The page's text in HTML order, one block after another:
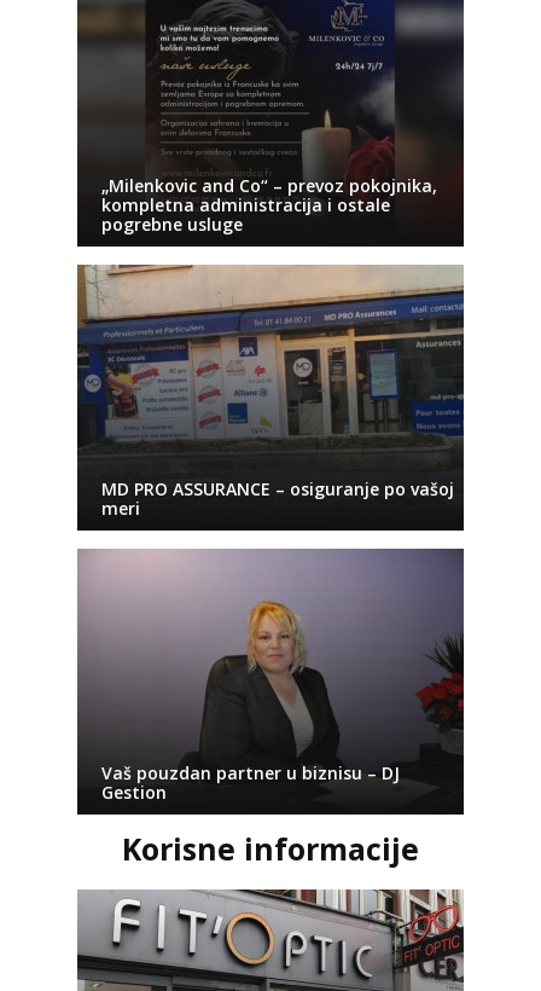
„Milenkovic and Co“ – prevoz pokojnika,
kompletna administracija i ostale
pogrebne usluge
MD PRO ASSURANCE – osiguranje po vašoj
meri
Vaš pouzdan partner u biznisu – DJ
Gestion
Korisne informacije